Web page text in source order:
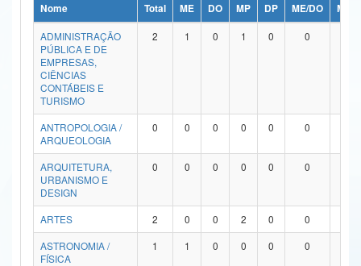
Ministério da Ciência, Tecnologia, Inovações e Comunicações
Ministério do Meio Ambiente
Ministério do Turismo
Ministério do Desenvolvimento Regional
Controladoria-Geral da União
Ministério da Mulher, da Família e dos Direitos Humanos
Secretaria de Governo
Nome Total ME DO MP DP ME/DO
MP/
ADMINISTRAÇÃO
PÚBLICA E DE
EMPRESAS,
CIÊNCIAS
CONTÁBEIS E
TURISMO
2 1 0 1 0 0
ANTROPOLOGIA /
ARQUEOLOGIA
0 0 0 0 0 0
ARQUITETURA,
URBANISMO E
DESIGN
0 0 0 0 0 0
ARTES 2 0 0 2 0 0
ASTRONOMIA /
FÍSICA
1 1 0 0 0 0